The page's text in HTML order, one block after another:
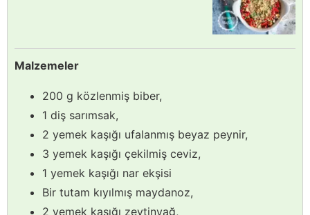
Malzemeler
200 g közlenmiş biber,
1 diş sarımsak,
2 yemek kaşığı ufalanmış beyaz peynir,
3 yemek kaşığı çekilmiş ceviz,
1 yemek kaşığı nar ekşisi
Bir tutam kıyılmış maydanoz,
2 yemek kaşığı zeytinyağ,